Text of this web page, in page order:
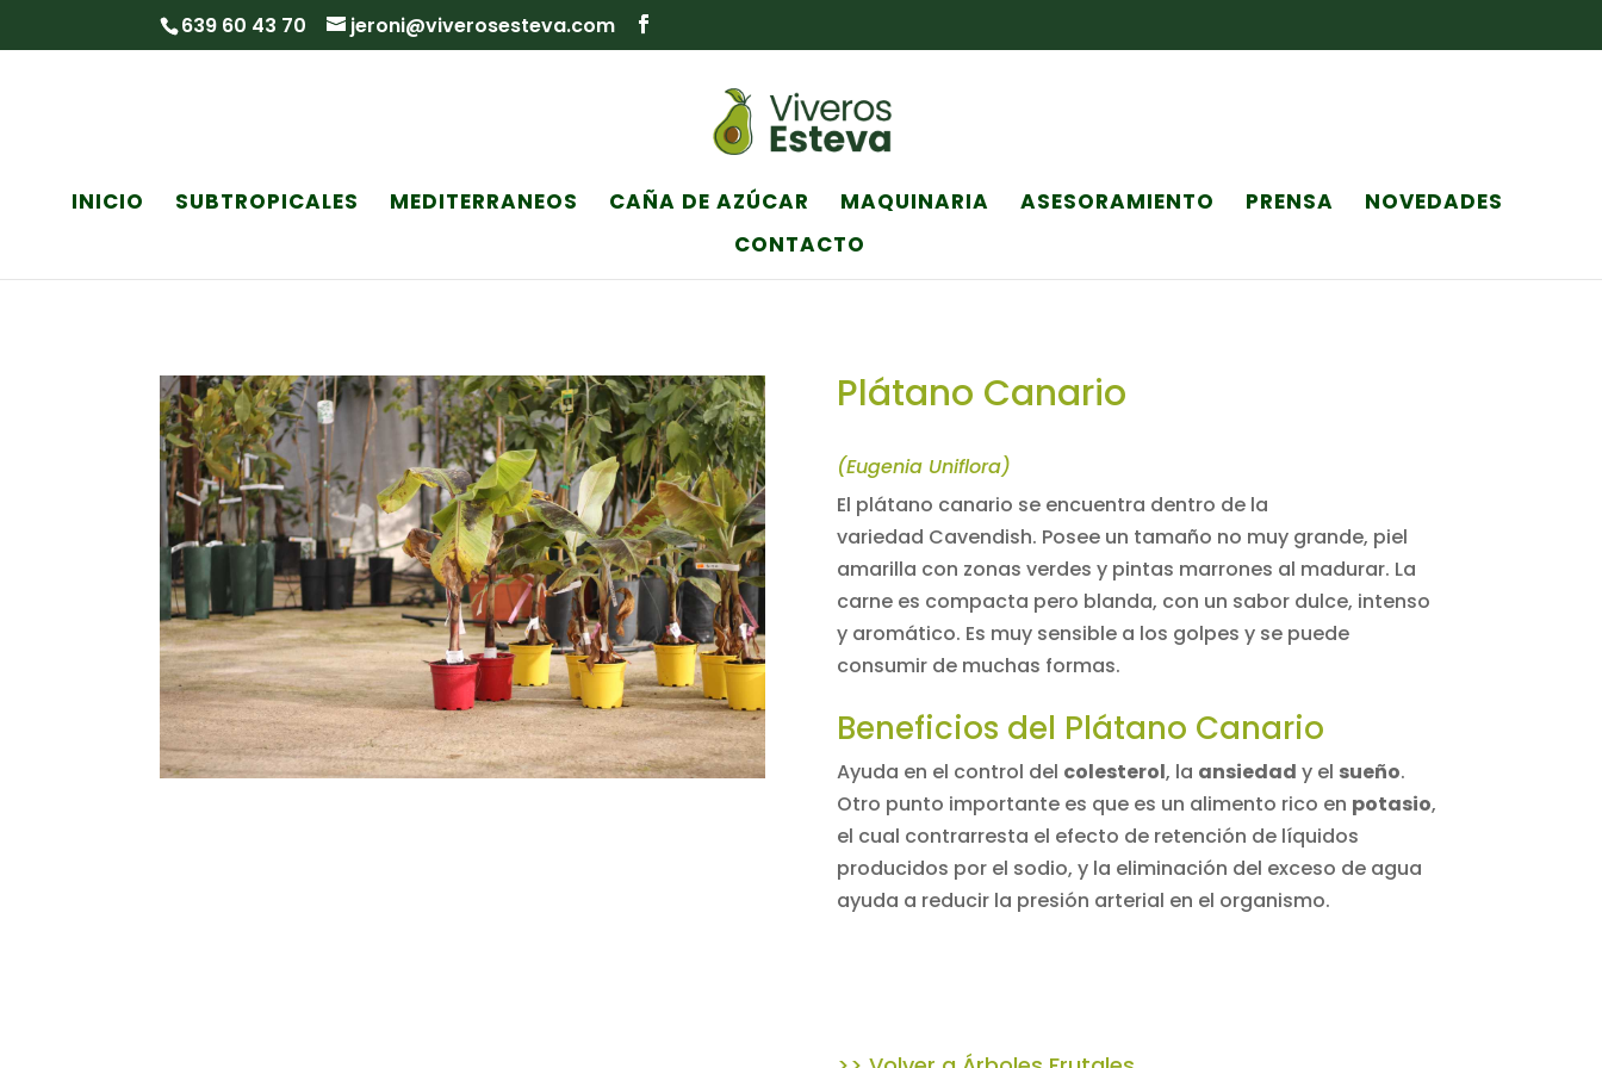
639 60 43 70 jeroni@viverosesteva.com
INICIO SUBTROPICALES MEDITERRANEOS CAÑA DE AZÚCAR MAQUINARIA ASESORAMIENTO PRENSA
NOVEDADES
CONTACTO
Plátano Canario
(Eugenia Uniflora)
El plátano canario se encuentra dentro de la
variedad Cavendish. Posee un tamaño no muy grande, piel
amarilla con zonas verdes y pintas marrones al madurar. La
carne es compacta pero blanda, con un sabor dulce, intenso
y aromático. Es muy sensible a los golpes y se puede
consumir de muchas formas.
Beneficios del Plátano Canario
Ayuda en el control del colesterol, la ansiedad y el sueño.
Otro punto importante es que es un alimento rico en potasio,
el cual contrarresta el efecto de retención de líquidos
producidos por el sodio, y la eliminación del exceso de agua
ayuda a reducir la presión arterial en el organismo.